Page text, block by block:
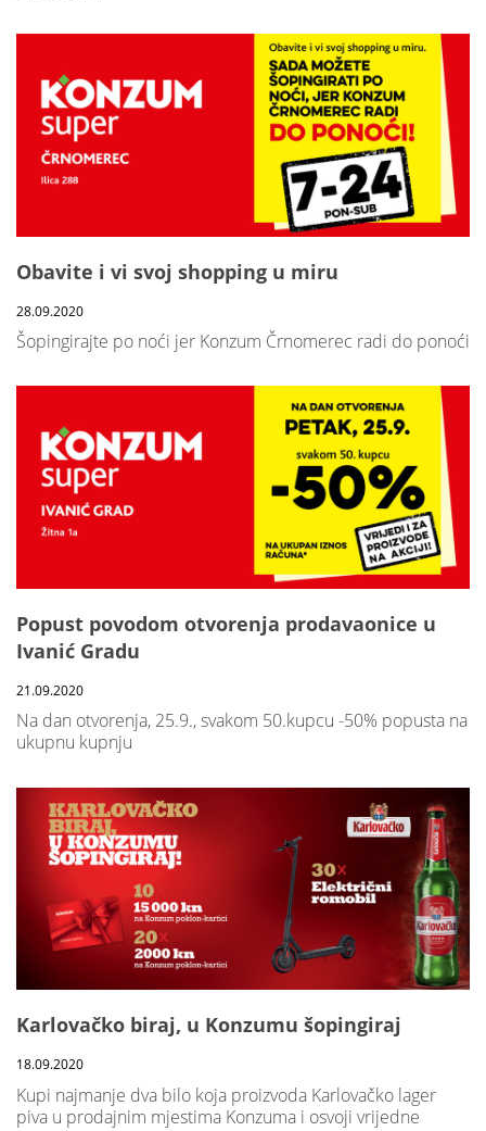
Obavite i vi svoj shopping u miru
28.09.2020
Šopingirajte po noći jer Konzum Črnomerec radi do ponoći
Popust povodom otvorenja prodavaonice u
Ivanić Gradu
21.09.2020
Na dan otvorenja, 25.9., svakom 50.kupcu -50% popusta na
ukupnu kupnju
Karlovačko biraj, u Konzumu šopingiraj
18.09.2020
Kupi najmanje dva bilo koja proizvoda Karlovačko lager
piva u prodajnim mjestima Konzuma i osvoji vrijedne